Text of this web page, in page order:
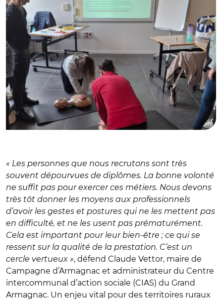
« Les personnes que nous recrutons sont très
souvent dépourvues de diplômes. La bonne volonté
ne suffit pas pour exercer ces métiers. Nous devons
très tôt donner les moyens aux professionnels
d’avoir les gestes et postures qui ne les mettent pas
en difficulté, et ne les usent pas prématurément.
Cela est important pour leur bien-être ; ce qui se
ressent sur la qualité de la prestation. C’est un
cercle vertueux », défend Claude Vettor, maire de
Campagne d’Armagnac et administrateur du Centre
intercommunal d’action sociale (CIAS) du Grand
Armagnac. Un enjeu vital pour des territoires ruraux